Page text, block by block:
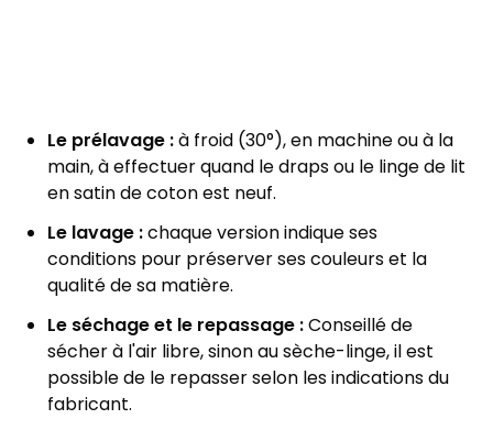
Le prélavage :à froid (30°), en machine ou à la
main, à effectuer quand le draps ou le linge de lit
en satin de coton est neuf.
Le lavage :chaque version indique ses
conditions pour préserver ses couleurs et la
qualité de sa matière.
Le séchage et le repassage :Conseillé de
sécher à l'air libre, sinon au sèche-linge, il est
possible de le repasser selon les indications du
fabricant.